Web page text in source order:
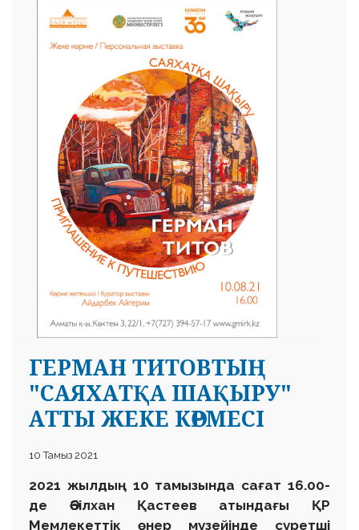
ГЕРМАН ТИТОВТЫҢ
"САЯХАТҚА ШАҚЫРУ"
АТТЫ ЖЕКЕ КӨРМЕСІ
10 Тамыз 2021
2021 жылдың 10 тамызында сағат 16.00-
де Әбілхан Қастеев атындағы ҚР
Мемлекеттік өнер музейінде суретші